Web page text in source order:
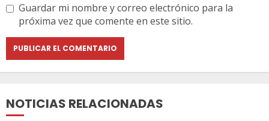
Guardar mi nombre y correo electrónico para la
próxima vez que comente en este sitio.
NOTICIAS RELACIONADAS